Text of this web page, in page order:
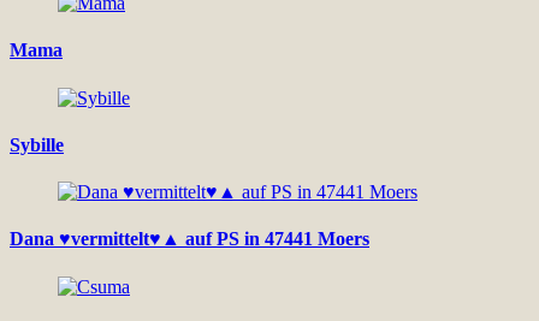
Mama
Sybille
Dana ♥vermittelt♥▲ auf PS in 47441 Moers